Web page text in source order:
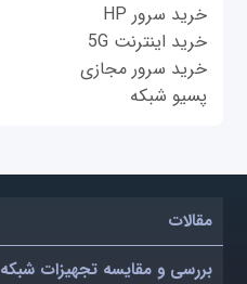
خرید سرور HP
خرید اینترنت 5G
خرید سرور مجازی
پسیو شبکه
مقالات
بررسی و مقایسه تجهیزات شبکه